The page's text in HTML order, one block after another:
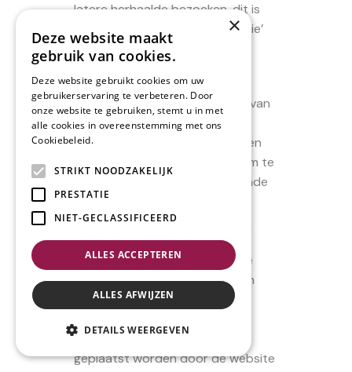
latere herhaalde bezoeken, dit is
wat men een ‘permanent’ cookie’
noemt.
Het doel van een cookie is de
interactie tussen de bezoeker van
een website en de website
gemakkelijker en sneller te maken
en zo de bezoeker te helpen om te
navigeren tussen de verschillende
onderdelen van de website.
Daarnaast kunnen cookies ook
gebruikt worden voor
marketingdoeleinden, om zo de
inhoud of de publiciteit van een
website aan te passen aan de
bezoeker. Cookies kunnen
geplaatst worden door de website
×
Deze website maakt
gebruik van cookies.
Deze website gebruikt cookies om uw
gebruikerservaring te verbeteren. Door
onze website te gebruiken, stemt u in met
alle cookies in overeenstemming met ons
Cookiebeleid.
STRIKT NOODZAKELIJK
PRESTATIE
NIET-GECLASSIFICEERD
ALLES ACCEPTEREN
ALLES AFWIJZEN
DETAILS WEERGEVEN